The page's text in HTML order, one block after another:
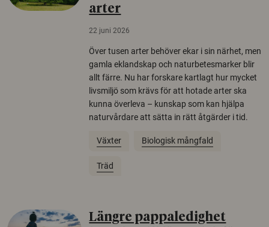
arter
22 juni 2026
Över tusen arter behöver ekar i sin närhet, men
gamla eklandskap och naturbetesmarker blir
allt färre. Nu har forskare kartlagt hur mycket
livsmiljö som krävs för att hotade arter ska
kunna överleva – kunskap som kan hjälpa
naturvårdare att sätta in rätt åtgärder i tid.
Växter Biologisk mångfald
Träd
Längre pappaledighet